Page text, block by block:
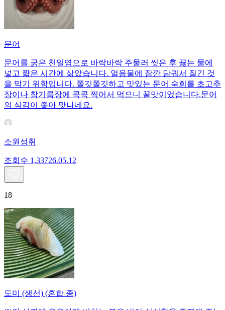
문어
문어를 굵은 천일염으로 바락바락 주물러 씻은 후 끓는 물에
넣고 짧은 시간에 삶았습니다. 얼음물에 잠깐 담궈서 질긴 것
을 막기 위함입니다. 쫄깃쫄깃하고 맛있는 문어 숙회를 초고추
장이나 참기름장에 콕콕 찍어서 먹으니 꿀맛이었습니다.문어
의 식감이 좋아 맛나네요.
소원성취
조회수 1,33726.05.12
18
도미 (생선) (혼합 종)